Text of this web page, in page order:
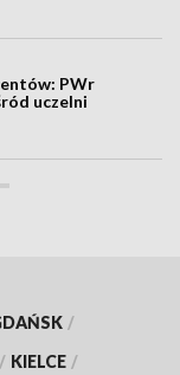
PWr
uczelni
/
/ KIELCE /